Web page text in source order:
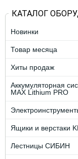
КАТАЛОГ
Новинки
Товар месяца
Хиты продаж
Аккумуляторная
MAX Lithium PRO
Ящики и верстаки
Лестницы СИБИН